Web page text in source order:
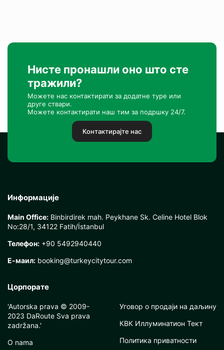
Нисте пронашли оно што сте
тражили?
Можете нас контактирати за додатне туре или
друге ствари.
Можете контактирати наш тим за подршку 24/7.
Контактирајте нас
Информације
Main Office: Binbirdirek mah. Peykhane Sk. Celine Hotel Blok
No:28/1, 34122 Fatih/İstanbul
Телефон: +90 5492940440
Е-маил: booking@turkeycitytour.com
Цорпорате
'Autorska prava © 2009-
2023 DaRoute Sva prava
zadržana.'
O nama
Уговор о продаји на даљину
КВК Иллуминатион Тект
Политика приватности